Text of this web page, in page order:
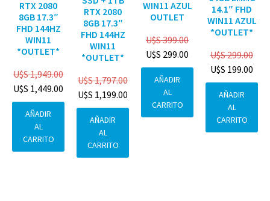
RTX 2080
8GB 17.3″
FHD 144HZ
WIN11
*OUTLET*
U$S1,949.00
U$S 1,449.00
AÑADIR
AL
CARRITO
RTX 2080
8GB 17.3″
FHD 144HZ
WIN11
*OUTLET*
U$S1,797.00
U$S 1,199.00
AÑADIR
AL
CARRITO
WIN11 AZUL
OUTLET
U$S399.00
U$S 299.00
AÑADIR
AL
CARRITO
14.1″ FHD
WIN11 AZUL
*OUTLET*
U$S299.00
U$S 199.00
AÑADIR
AL
CARRITO